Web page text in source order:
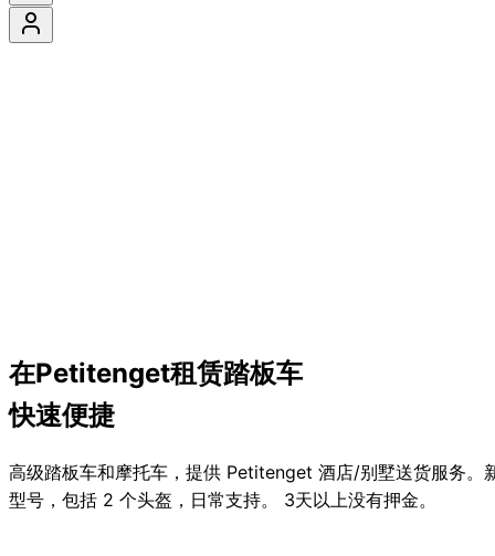
在Petitenget租赁踏板车
快速便捷
高级踏板车和摩托车，提供 Petitenget 酒店/别墅送货服务。
型号，包括 2 个头盔，日常支持。 3天以上没有押金。